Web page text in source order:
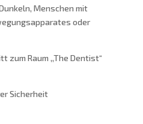
Menschen mit
oder
zum Raum ,,The Dentist“
Sicherheit